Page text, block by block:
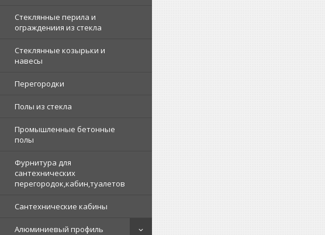
Стеклянные перила и
ограждениия из стекла
Стеклянные козырьки и
навесы
Перегородки
Полы из стекла
Промышленные бетонные
полы
Фурнитура для
сантехнических
перегородок,кабин,туалетов
Сантехнические кабины
Алюминиевый профиль